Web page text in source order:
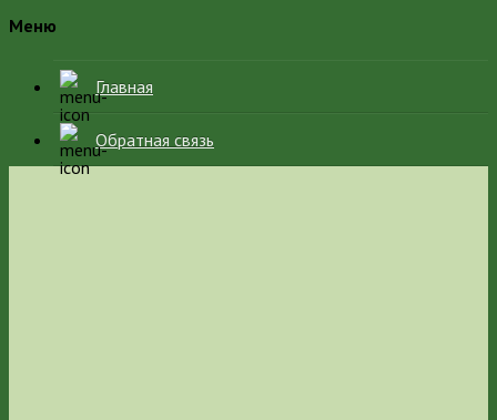
Меню
Главная
Обратная связь